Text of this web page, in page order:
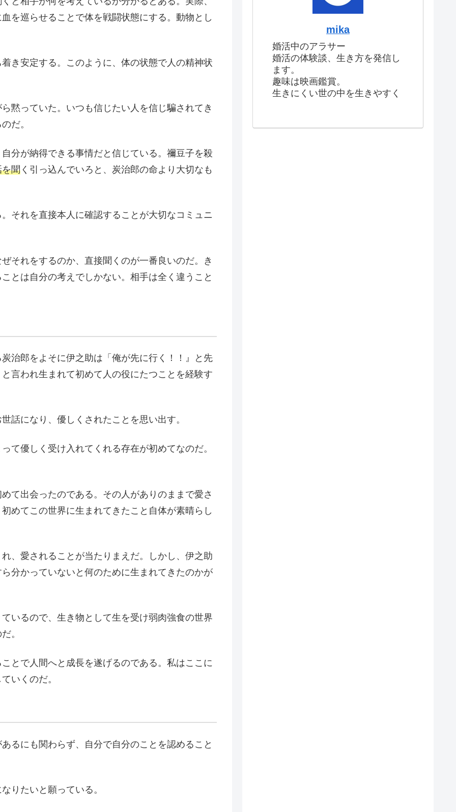
を巡らせることで体を戦闘状態にする。動物とし
き安定する。このように、体の状態で人の精神状
黙っていた。いつも信じたい人を信じ騙されてき
だ。
分が納得できる事情だと信じている。禰豆子を殺
を聞 く引っ込んでいろと、炭治郎の命より大切なも
それを直接本人に確認することが大切なコミュニ
それをするのか、直接聞くのが一番良いのだ。き
とは自分の考えでしかない。相手は全く違うこと
治郎をよそに伊之助は「俺が先に行く！！』と先
言われ生まれて初めて人の役にたつことを経験す
話になり、優しくされたことを思い出す。
て優しく受け入れてくれる存在が初めてなのだ。
て出会ったのである。その人がありのままで愛さ
めてこの世界に生まれてきたこと自体が素晴らし
、愛されることが当たりまえだ。しかし、伊之助
分かっていないと何のために生まれてきたのかが
いるので、生き物として生を受け弱肉強食の世界
。
とで人間へと成長を遂げるのである。私はここに
いくのだ。
るにも関わらず、自分で自分のことを認めること
りたいと願っている。
mika
婚活中のアラサー
婚活の体験談、生き方を発信し
ます。
趣味は映画鑑賞。
生きにくい世の中を生きやすく